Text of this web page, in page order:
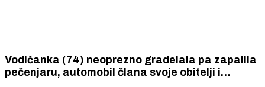
Vodičanka (74) neoprezno gradelala pa zapalila
pečenjaru, automobil člana svoje obitelji i